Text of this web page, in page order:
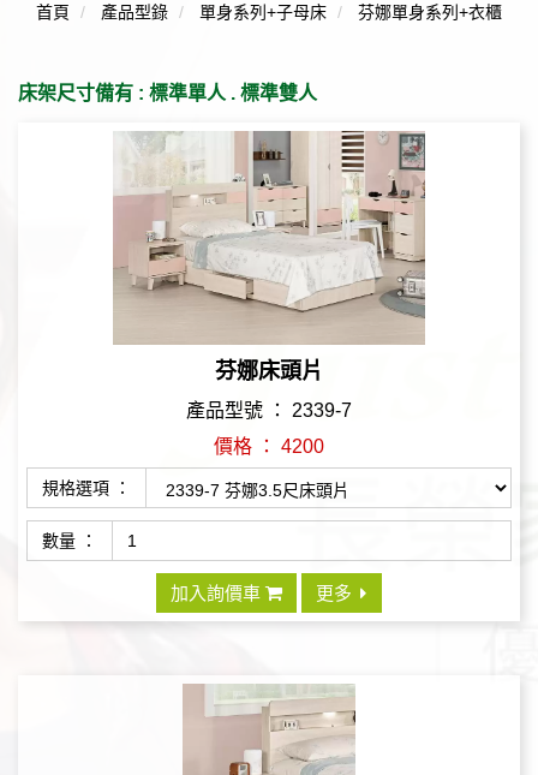
首頁 產品型錄 單身系列+子母床 芬娜單身系列+衣櫃
床架尺寸備有 : 標準單人 . 標準雙人
芬娜床頭片
產品型號 ： 2339-7
價格 ： 4200
規格選項 ：
數量 ：
加入詢價車 更多